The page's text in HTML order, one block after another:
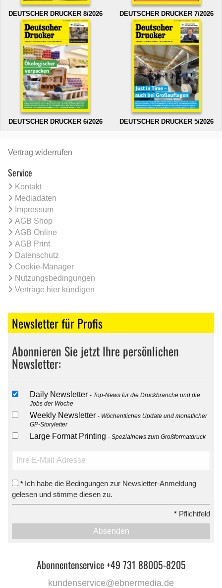
DEUTSCHER DRUCKER 8/2026 DEUTSCHER DRUCKER 7/2026
DEUTSCHER DRUCKER 6/2026 DEUTSCHER DRUCKER 5/2026
Vertrag widerrufen
Service
Kontakt
Mediadaten
Impressum
AGB Shop
AGB Online
AGB Print
Datenschutz
Cookie-Manager
Nutzungsbedingungen
Verträge hier kündigen
Newsletter für Profis
Abonnieren Sie jetzt Ihre persönlichen
Newsletter:
Daily Newsletter
Top-News für die Druckbranche und die
Jobs der Woche
Weekly Newsletter
Wöchentliches Update und monatlicher
GP-Storyletter
Large Format Printing Spezialnews zum Großformatdruck
* Ich habe die Bedingungen zur Newsletter-Anmeldung
gelesen und stimme diesen zu.
* Pflichtfeld
Absenden
Abonnentenservice +49 731 88005-8205
kundenservice@ebnermedia.de